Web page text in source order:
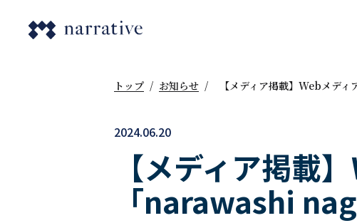
トップ / お知らせ / 【メディア掲載】Webメデ
2024.06.20
【メディア掲載
「narawashi